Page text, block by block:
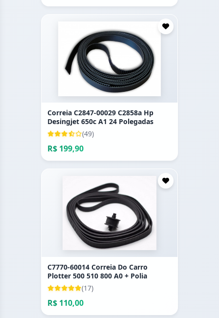
Correia C2847-00029 C2858a Hp
Desingjet 650c A1 24 Polegadas
(49)
R$ 199,90
C7770-60014 Correia Do Carro
Plotter 500 510 800 A0 + Polia
(17)
R$ 110,00